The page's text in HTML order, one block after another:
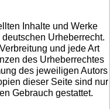
Inhalte und Werke
Urheberrecht.
und jede Art
des Urheberrechtes
des jeweiligen Autors
dieser Seite sind nur
Gebrauch gestattet.